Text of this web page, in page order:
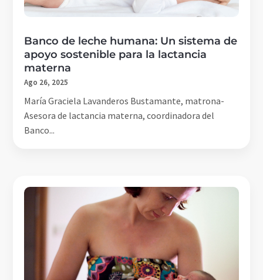
Banco de leche humana: Un sistema de
apoyo sostenible para la lactancia
materna
Ago 26, 2025
María Graciela Lavanderos Bustamante, matrona-
Asesora de lactancia materna, coordinadora del
Banco...